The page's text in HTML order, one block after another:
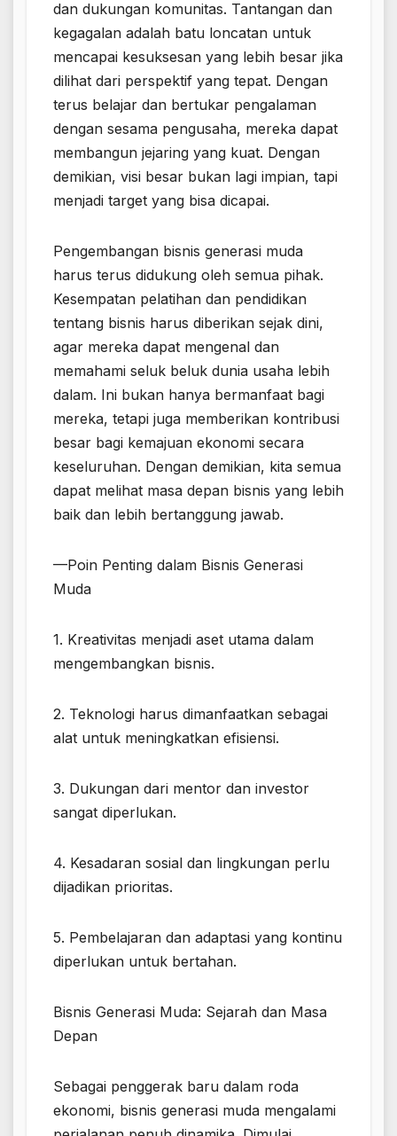
dan dukungan komunitas. Tantangan dan
kegagalan adalah batu loncatan untuk
mencapai kesuksesan yang lebih besar jika
dilihat dari perspektif yang tepat. Dengan
terus belajar dan bertukar pengalaman
dengan sesama pengusaha, mereka dapat
membangun jejaring yang kuat. Dengan
demikian, visi besar bukan lagi impian, tapi
menjadi target yang bisa dicapai.
Pengembangan bisnis generasi muda
harus terus didukung oleh semua pihak.
Kesempatan pelatihan dan pendidikan
tentang bisnis harus diberikan sejak dini,
agar mereka dapat mengenal dan
memahami seluk beluk dunia usaha lebih
dalam. Ini bukan hanya bermanfaat bagi
mereka, tetapi juga memberikan kontribusi
besar bagi kemajuan ekonomi secara
keseluruhan. Dengan demikian, kita semua
dapat melihat masa depan bisnis yang lebih
baik dan lebih bertanggung jawab.
—Poin Penting dalam Bisnis Generasi
Muda
1. Kreativitas menjadi aset utama dalam
mengembangkan bisnis.
2. Teknologi harus dimanfaatkan sebagai
alat untuk meningkatkan efisiensi.
3. Dukungan dari mentor dan investor
sangat diperlukan.
4. Kesadaran sosial dan lingkungan perlu
dijadikan prioritas.
5. Pembelajaran dan adaptasi yang kontinu
diperlukan untuk bertahan.
Bisnis Generasi Muda: Sejarah dan Masa
Depan
Sebagai penggerak baru dalam roda
ekonomi, bisnis generasi muda mengalami